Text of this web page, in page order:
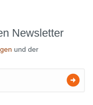
Newsletter
und der